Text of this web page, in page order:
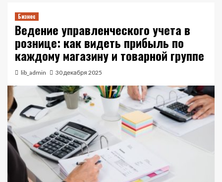
Бизнес
Ведение управленческого учета в
рознице: как видеть прибыль по
каждому магазину и товарной группе
lib_admin 30 декабря 2025